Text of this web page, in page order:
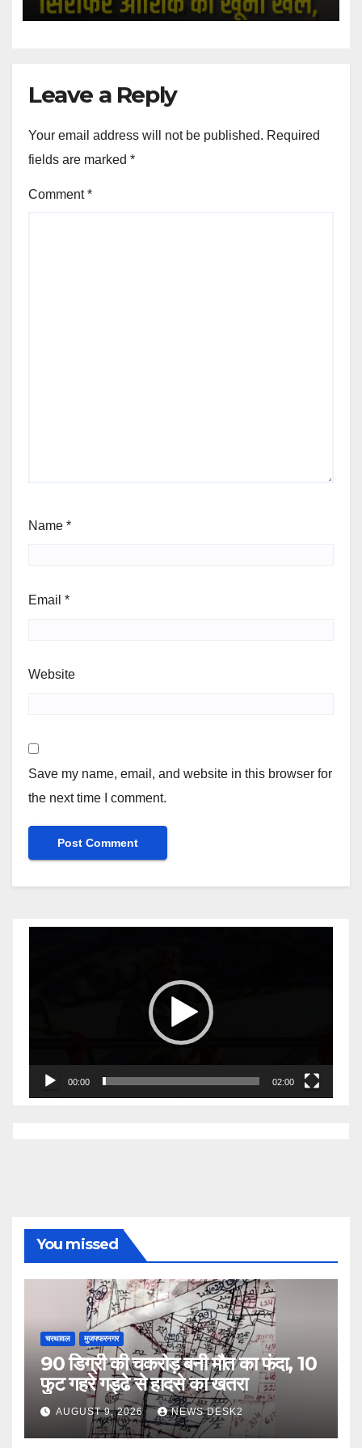
Leave a Reply
Your email address will not be published. Required
fields are marked *
Comment*
Name *
Email *
Website
Save my name, email, and website in this browser for
the next time I comment.
00:00 02:00
You missed
चरथावल मुजफ्फरनगर
90 डिग्री की चकरोड़ बनी मौत का फंदा, 10
फुट गहरे गड्ढे से हादसे का खतरा
AUGUST 9, 2026 NEWS DESK2